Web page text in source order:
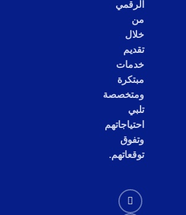
الرقمي
من
خلال
تقديم
خدمات
مبتكرة
ومتخصصة
تلبي
احتياجاتهم
وتفوق
توقعاتهم.